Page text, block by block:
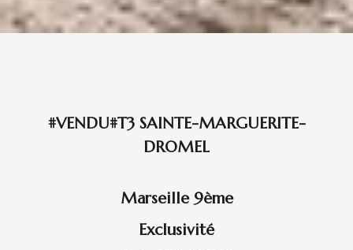
#VENDU#T3 SAINTE-MARGUERITE-
DROMEL
Marseille 9ème
Exclusivité